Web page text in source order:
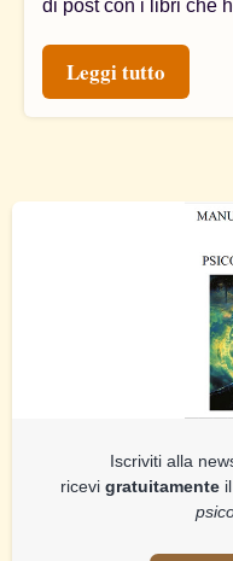
Iscriviti alla
ricevi gratuitamente
di post con i libri che
Leggi tutto